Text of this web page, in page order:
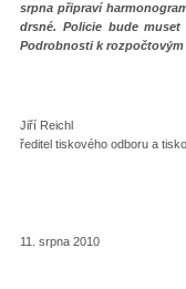
srpna připraví
drsné. Policie bude
Podrobnosti k
Jiří Reichl
ředitel tiskového odboru a
11. srpna 2010